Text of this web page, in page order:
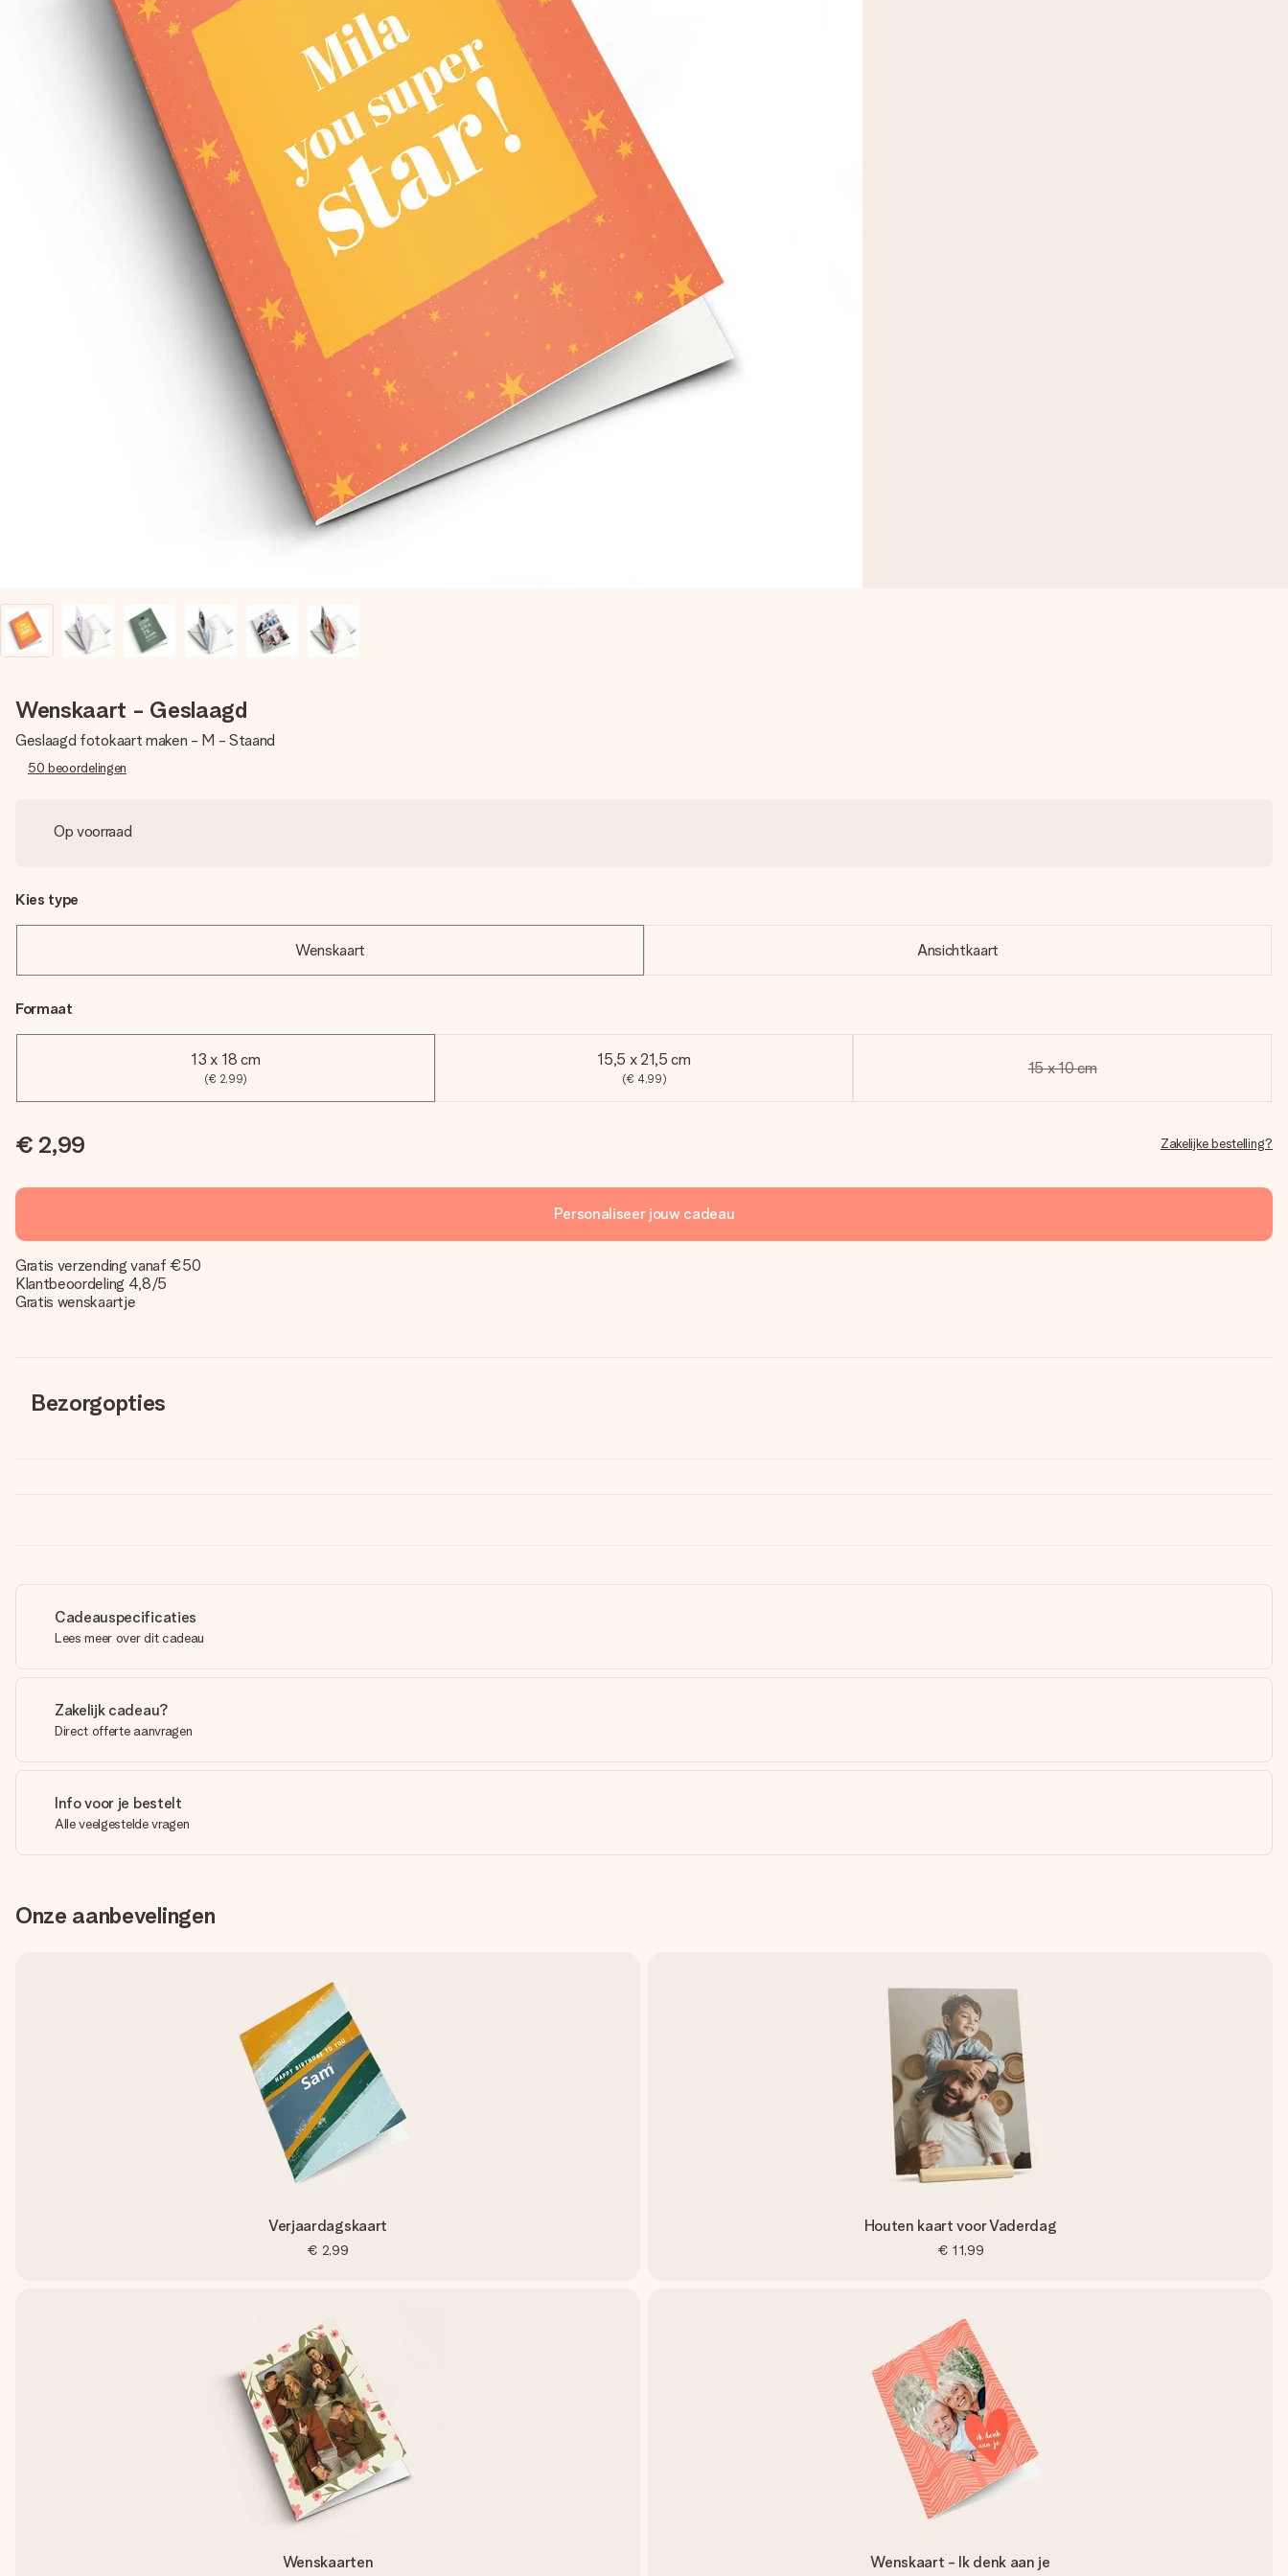
Wenskaart - Geslaagd
Geslaagd fotokaart maken - M - Staand
50 beoordelingen
Op voorraad
Kies type
Wenskaart Ansichtkaart
Formaat
13 x 18 cm
(€ 2,99)
15,5 x 21,5 cm
(€ 4,99)
15 x 10 cm
€ 2,99 Zakelijke bestelling?
Personaliseer jouw cadeau
Gratis verzending vanaf €50
Klantbeoordeling 4,8/5
Gratis wenskaartje
Bezorgopties
Cadeauspecificaties
Lees meer over dit cadeau
Zakelijk cadeau?
Direct offerte aanvragen
Info voor je bestelt
Alle veelgestelde vragen
Onze aanbevelingen
Verjaardagskaart
€ 2,99
Houten kaart voor Vaderdag
€ 11,99
Wenskaarten Wenskaart - Ik denk aan je